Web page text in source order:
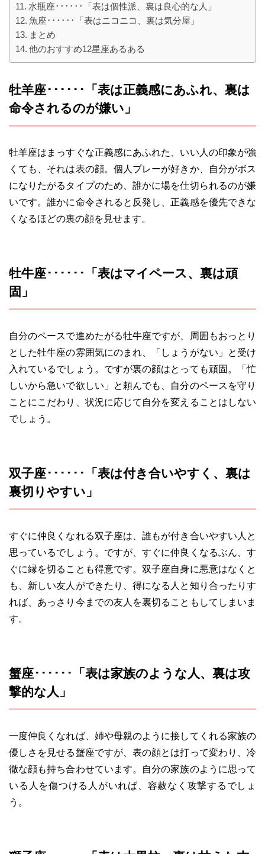
水瓶座･･････「表は個性派、裏は良心的な人」
魚座･･････「表はニコニコ、裏は気分屋」
まとめ
他のおすすめ12星座あるある
牡羊座･･････「表は正義感にあふれ、裏は
命令されるのが嫌い」
牡羊座はまっすぐな正義感にあふれた、いい人の印象が強
くても、それは表の顔。個人プレーが好きか、自分がボス
になりたがるタイプのため、誰かに場を仕切られるのが嫌
いです。誰かに命令されると反発し、正義感を優先できな
くなるほどの裏の顔を見せます。
牡牛座･･････「表はマイペース、裏は頑
固」
自分のペースで進めたがる牡牛座ですが、周囲もおっとり
とした牡牛座の雰囲気にのまれ、「しょうがない」と受け
入れているでしょう。ですが裏の顔はとっても頑固。「忙
しいから急いで欲しい」と頼んでも、自分のペースを守り
ことにこだわり、状況に応じて自分を変えることはしない
でしょう。
双子座･･････「表は付き合いやすく、裏は
裏切りやすい」
すぐに仲良くなれる双子座は、誰もが付き合いやすい人と
思っているでしょう。ですが、すぐに仲良くなるぶん、す
ぐに縁を切ることも得意です。双子座自身に悪意はなくと
も、新しい友人ができたり、得になる人と知り合ったりす
れば、あっさり今までの友人を裏切ることもしてしまいま
す。
蟹座･･････「表は家族のような人、裏は攻
撃的な人」
一度仲良くなれば、姉や母親のように接してくれる家族の
優しさを見せる蟹座ですが、表の顔とは打って変わり、冷
徹な顔も持ち合わせています。自分の家族のように思って
いる人を傷つける人がいれば、容赦なく攻撃するでしょ
う。